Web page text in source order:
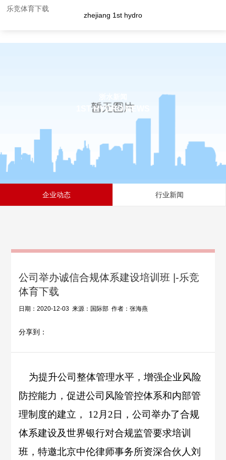
乐竞体育下载
zhejiang 1st hydro
1ST HYDRO NEWS
企业动态 行业新闻
公司举办诚信合规体系建设培训班 |-乐竞
体育下载
日期：2020-12-03 来源：国际部 作者：张海燕
分享到：
为提升公司整体管理水平，增强企业风险
防控能力，促进公司风险管控体系和内部管
理制度的建立， 12月2 日，公司举办了合规
体系建设及世界银行对合规监管要求培训
班，特邀北京中伦律师事务所资深合伙人刘